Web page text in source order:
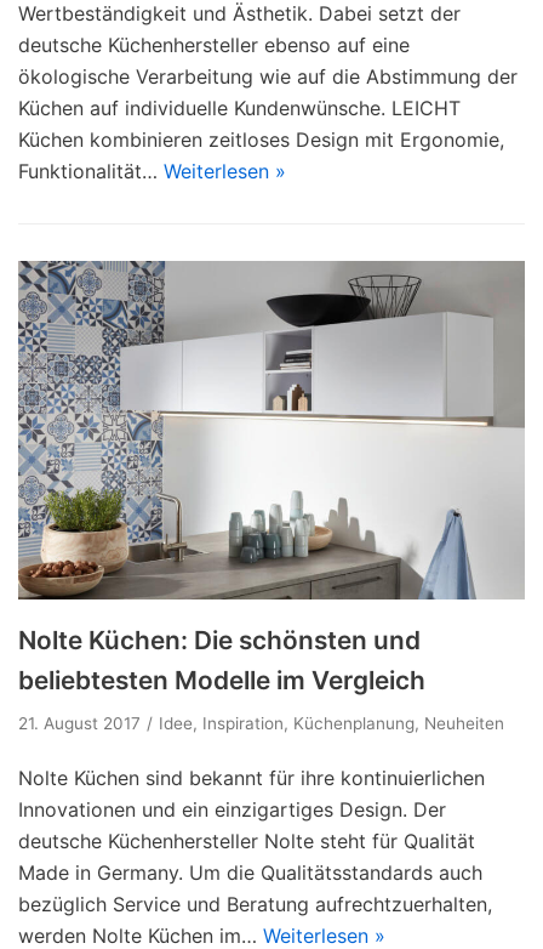
Wertbeständigkeit und Ästhetik. Dabei setzt der
deutsche Küchenhersteller ebenso auf eine
ökologische Verarbeitung wie auf die Abstimmung der
Küchen auf individuelle Kundenwünsche. LEICHT
Küchen kombinieren zeitloses Design mit Ergonomie,
Funktionalität… Weiterlesen »
Nolte Küchen: Die schönsten und
beliebtesten Modelle im Vergleich
21. August 2017 Idee, Inspiration, Küchenplanung, Neuheiten
Nolte Küchen sind bekannt für ihre kontinuierlichen
Innovationen und ein einzigartiges Design. Der
deutsche Küchenhersteller Nolte steht für Qualität
Made in Germany. Um die Qualitätsstandards auch
bezüglich Service und Beratung aufrechtzuerhalten,
werden Nolte Küchen im… Weiterlesen »